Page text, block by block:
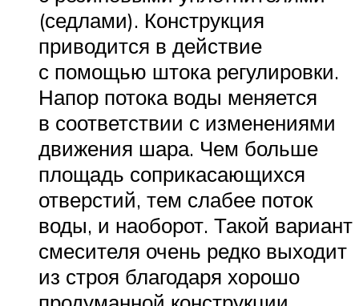
(седлами). Конструкция
приводится в действие
с помощью штока регулировки.
Напор потока воды меняется
в соответствии с изменениями
движения шара. Чем больше
площадь соприкасающихся
отверстий, тем слабее поток
воды, и наоборот. Такой вариант
смесителя очень редко выходит
из строя благодаря хорошо